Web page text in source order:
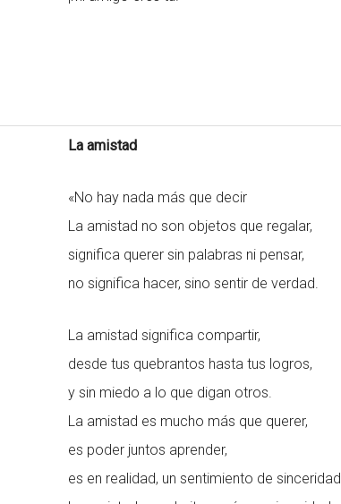
La amistad
«No hay nada más que decir
La amistad no son objetos que regalar,
significa querer sin palabras ni pensar,
no significa hacer, sino sentir de verdad.
La amistad significa compartir,
desde tus quebrantos hasta tus logros,
y sin miedo a lo que digan otros.
La amistad es mucho más que querer,
es poder juntos aprender,
es en realidad, un sentimiento de sinceridad.